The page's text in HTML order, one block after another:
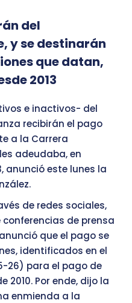
del
y se destinarán
que datan,
2013
e inactivos- del
recibirán el pago
a la Carrera
adeudaba, en
anunció este lunes la
de redes sociales,
de prensa
que el pago se
identificados en el
26) para el pago de
Por ende, dijo la
enmienda a la